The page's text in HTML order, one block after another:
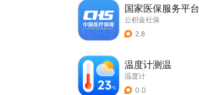
国家医保服务平台
公积金社保
2.8
温度计测温
温度计
0.0